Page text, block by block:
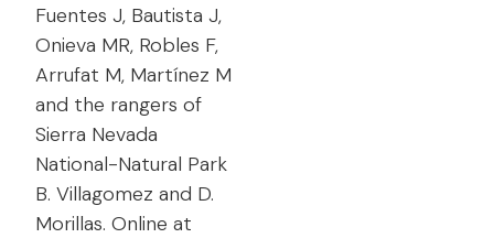
Fuentes J, Bautista J,
Onieva MR, Robles F,
Arrufat M, Martínez M
and the rangers of
Sierra Nevada
National-Natural Park
B. Villagomez and D.
Morillas. Online at